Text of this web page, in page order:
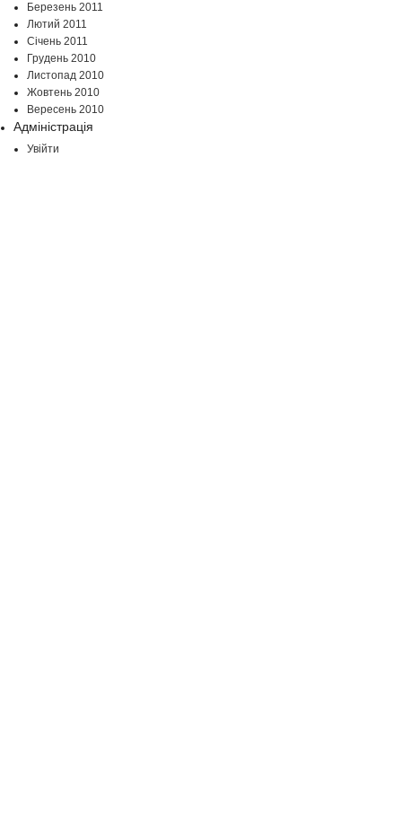
Березень 2011
Лютий 2011
Січень 2011
Грудень 2010
Листопад 2010
Жовтень 2010
Вересень 2010
Адміністрація
Увійти